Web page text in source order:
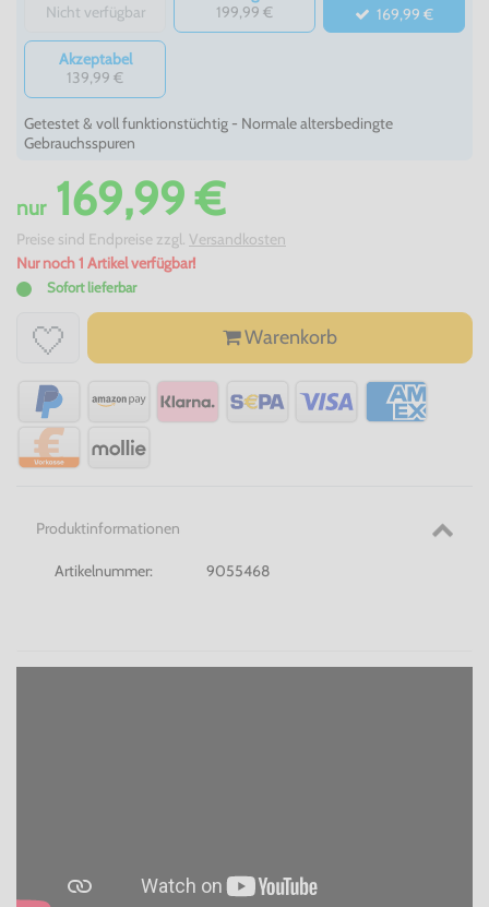
Nicht verfügbar
199,99 €
169,99 €
Akzeptabel
139,99 €
Getestet & voll funktionstüchtig - Normale altersbedingte
Gebrauchsspuren
nur169,99 €
Preise sind Endpreise zzgl. Versandkosten
Nur noch 1 Artikel verfügbar!
Sofort lieferbar
Warenkorb
Produktinformationen
Artikelnummer: 9055468